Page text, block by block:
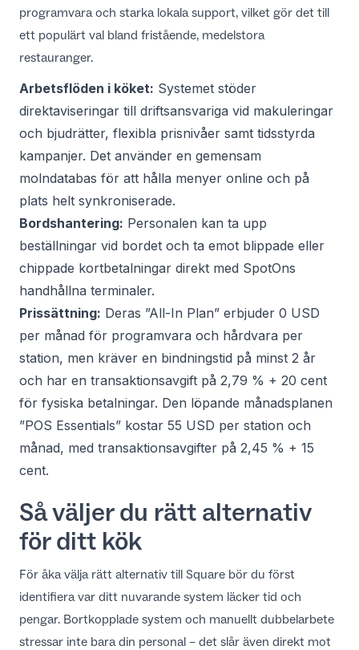
programvara och starka lokala support, vilket gör det till
ett populärt val bland fristående, medelstora
restauranger.
Arbetsflöden i köket: Systemet stöder
direktaviseringar till driftsansvariga vid makuleringar
och bjudrätter, flexibla prisnivåer samt tidsstyrda
kampanjer. Det använder en gemensam
molndatabas för att hålla menyer online och på
plats helt synkroniserade.
Bordshantering: Personalen kan ta upp
beställningar vid bordet och ta emot blippade eller
chippade kortbetalningar direkt med SpotOns
handhållna terminaler.
Prissättning: Deras ”All-In Plan” erbjuder 0 USD
per månad för programvara och hårdvara per
station, men kräver en bindningstid på minst 2 år
och har en transaktionsavgift på 2,79 % + 20 cent
för fysiska betalningar. Den löpande månadsplanen
”POS Essentials” kostar 55 USD per station och
månad, med transaktionsavgifter på 2,45 % + 15
cent.
Så väljer du rätt alternativ
för ditt kök
För åka välja rätt alternativ till Square bör du först
identifiera var ditt nuvarande system läcker tid och
pengar. Bortkopplade system och manuellt dubbelarbete
stressar inte bara din personal – det slår även direkt mot